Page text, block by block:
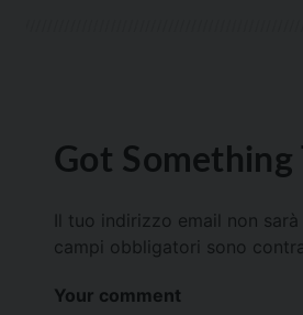
Got Something
Il tuo indirizzo email non
campi obbligatori sono
Your comment